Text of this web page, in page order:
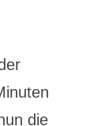
die